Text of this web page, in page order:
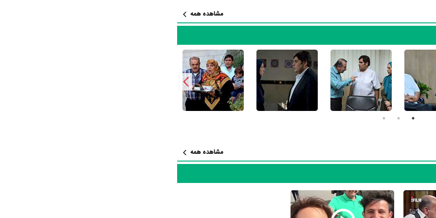
خود، آن نقش و همچنین خودش را میان مخاطبان تلویزیون مطرح کند. او در این
ناصرنصیروبرزو ارجمندبر تجارب او افزود.
سریال نون وریحون نیز بازی کرده است. رضا داوودنژاد این‌بار بافرزاد مؤتمنو
چونبرزو ارجمند،علی قربان‌زاده،امیرحسین رستمیومهران رنجبر
همکاری داشت.
دیگر نیز فعال بوده است. رضا داوودنژاد علاوه‌بر بازیگر به‌عنوان مجری طرح و
رضا داوودنژاد در حرفه‌ی مجری طرح،
در این سال‌ها رضا داوودنژاد با هنرمندان بسیاری تجربه‌ی کار داشته است اما جالب است بدانید که در میان بازیگران محمدرضا داوودنژاد با 7 مرتبه، علی
مدت زمان بازیگری خود، هم در تلویزیون و هم در سینما بازی کرده است. رضا
مشاهده همه
مشاهده همه